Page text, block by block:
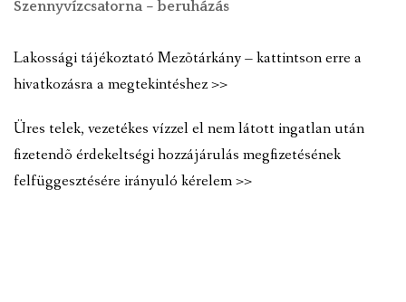
Szennyvízcsatorna – beruházás
Lakossági tájékoztató Mezõtárkány – kattintson erre a
hivatkozásra a megtekintéshez >>
Üres telek, vezetékes vízzel el nem látott ingatlan után
fizetendõ érdekeltségi hozzájárulás megfizetésének
felfüggesztésére irányuló kérelem >>